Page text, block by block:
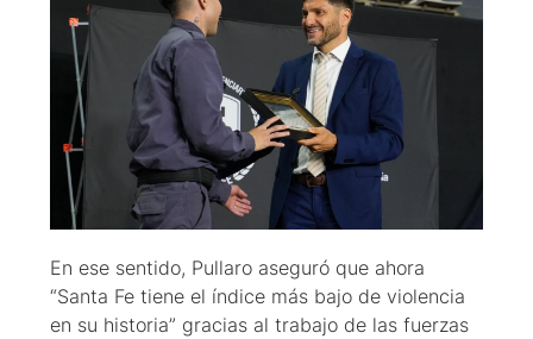
En ese sentido, Pullaro aseguró que ahora
“Santa Fe tiene el índice más bajo de violencia
en su historia” gracias al trabajo de las fuerzas